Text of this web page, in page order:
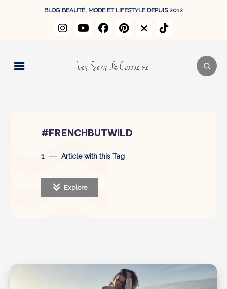
BLOG BEAUTÉ, MODE ET LIFESTYLE DEPUIS 2012
#FRENCHBUTWILD
1 Article with this Tag
Explore